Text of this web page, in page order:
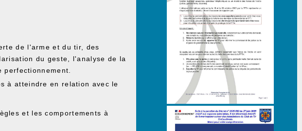
de l'arme et du tir, des
du geste, l'analyse de la
à atteindre en relation avec le
et les comportements à